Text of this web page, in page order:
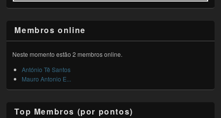
Membros online
Neste momento estão 2 membros online.
António Tê Santos
Mauro Antonio E...
Top Membros (por pontos)